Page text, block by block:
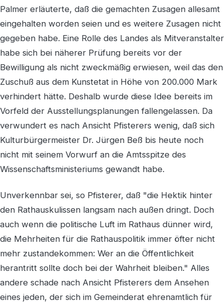
Palmer erläuterte, daß die gemachten Zusagen allesamt
eingehalten worden seien und es weitere Zusagen nicht
gegeben habe. Eine Rolle des Landes als Mitveranstalter
habe sich bei näherer Prüfung bereits vor der
Bewilligung als nicht zweckmäßig erwiesen, weil das den
Zuschuß aus dem Kunstetat in Höhe von 200.000 Mark
verhindert hätte. Deshalb wurde diese Idee bereits im
Vorfeld der Ausstellungsplanungen fallengelassen. Da
verwundert es nach Ansicht Pfisterers wenig, daß sich
Kulturbürgermeister Dr. Jürgen Beß bis heute noch
nicht mit seinem Vorwurf an die Amtsspitze des
Wissenschaftsministeriums gewandt habe.
Unverkennbar sei, so Pfisterer, daß "die Hektik hinter
den Rathauskulissen langsam nach außen dringt. Doch
auch wenn die politische Luft im Rathaus dünner wird,
die Mehrheiten für die Rathauspolitik immer öfter nicht
mehr zustandekommen: Wer an die Öffentlichkeit
herantritt sollte doch bei der Wahrheit bleiben." Alles
andere schade nach Ansicht Pfisterers dem Ansehen
eines jeden, der sich im Gemeinderat ehrenamtlich für